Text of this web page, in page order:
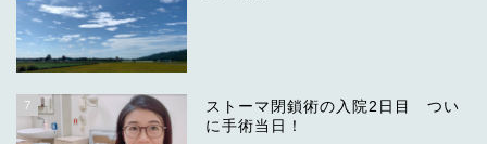
7
ストーマ閉鎖術の入院2日目 つい
に手術当日！